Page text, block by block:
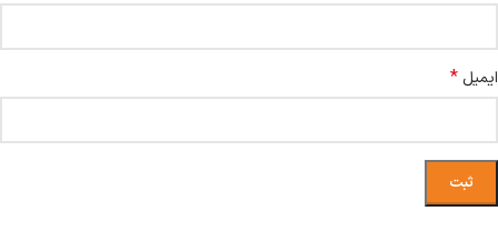
ایمیل *